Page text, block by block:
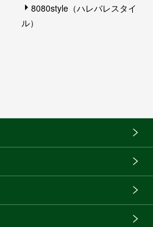
8080style（ハレバレスタイ
ル）